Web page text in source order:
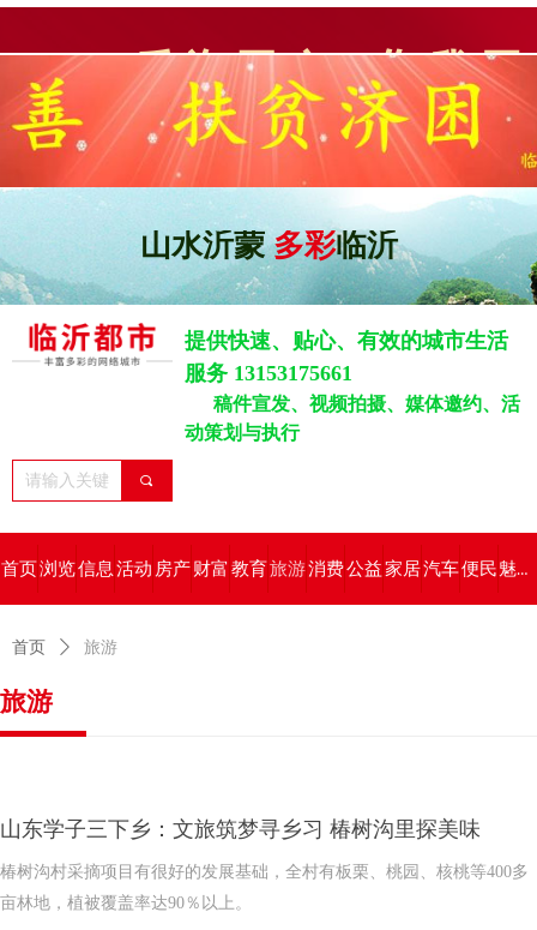
山水沂蒙多彩临沂
提供快速、贴心、有效的城市生活
服务 13153175661
稿件宣发、视频拍摄、媒体邀约、活
动策划与执行
끠
首页浏览信息 活动 房产财富教育旅游消费公益家居汽车便民 魅力临沂
山东学子三下乡：文旅筑梦寻乡习 椿树沟里探美味
椿树沟村采摘项目有很好的发展基础，全村有板栗、桃园、核桃等400多
亩林地，植被覆盖率达90％以上。
旅游
首页 ꄲ 旅游